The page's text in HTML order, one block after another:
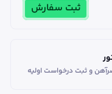
ثبت سفارش
و ثبت درخواست اولیه